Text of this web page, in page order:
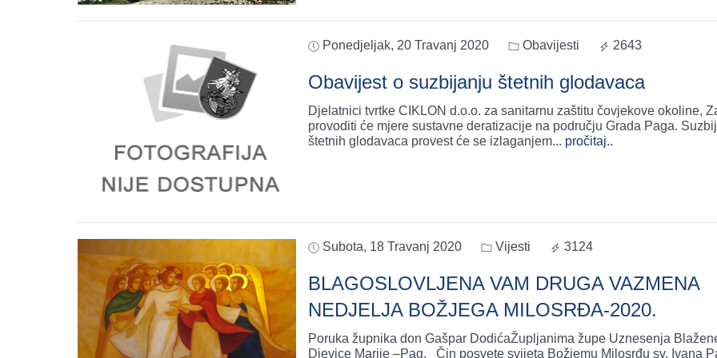
Ponedjeljak, 20 Travanj 2020 Obavijesti 2643
Obavijest o suzbijanju štetnih glodavaca
Djelatnici tvrtke CIKLON d.o.o. za sanitarnu zaštitu čovjekove okoline,
provoditi će mjere sustavne deratizacije na području Grada Paga. Suzbijanje
štetnih glodavaca provest će se izlaganjem... pročitaj..
Subota, 18 Travanj 2020 Vijesti 3124
BLAGOSLOVLJENA VAM DRUGA VAZMENA
NEDJELJA BOŽJEGA MILOSRĐA-2020.
Poruka župnika don Gašpar DodićaŽupljanima župe Uznesenja
Djevice Marije –Pag. Čin posvete svijeta Božjemu Milosrđu sv. Ivana Pavla